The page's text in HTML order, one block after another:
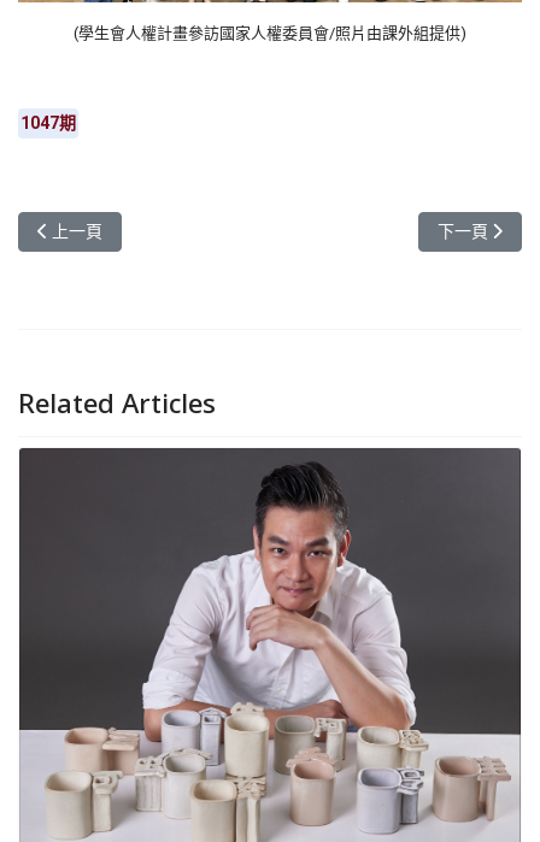
(學生會人權計畫參訪國家人權委員會/照片由課外組提供)
1047期
上一篇文章: 元智大學與香港理大簽署MOU 打造「AI＋人文」國際
上一頁 下一篇文章:
下一頁
Related Articles